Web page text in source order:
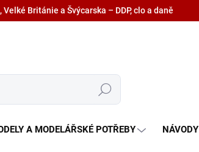
Hledat
A MODELÁŘSKÉ POTŘEBY NÁVODY
Británie a Švýcarska – DDP, clo a daně